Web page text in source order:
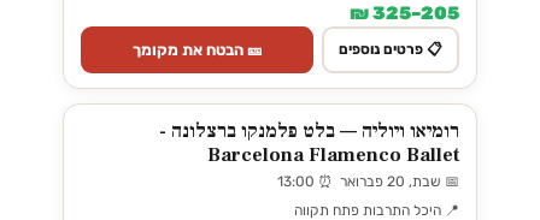
205–325 ₪
📋 פרטים נוספים 🎫 הבטח את מקומך
רומיאו ויוליה — בלט פלמנקו ברצלונה -
Barcelona Flamenco Ballet
📅 שבת, 20 פברואר ⏰ 13:00
📍 היכל התרבות פתח תקווה